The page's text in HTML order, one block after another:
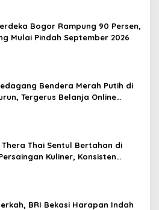
Bogor Rampung 90 Persen,
Mulai Pindah September 2026
Bendera Merah Putih di
Tergerus Belanja Online
Thera Thai Sentul Bertahan di
Kuliner, Konsisten
BRI Bekasi Harapan Indah